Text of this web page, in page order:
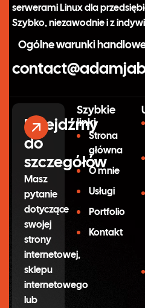
serwerami Linux dla
Szybko, niezawodnie i z
Ogólne warunki
Przejdźmy
do
szczegółów
Masz
pytanie
dotyczące
swojej
strony
internetowej,
sklepu
internetowego
lub
Szybkie
linki
Strona
główna
O mnie
Usługi
Portfolio
Kontakt